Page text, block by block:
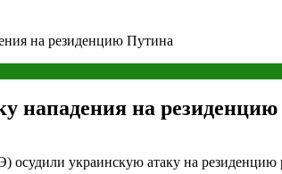
на резиденцию Путина
на
украинскую атаку на резиденцию